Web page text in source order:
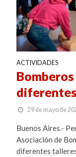
ACTIVIDADES
29 de mayo de
Buenos Aires.-
Asociación de
diferentes